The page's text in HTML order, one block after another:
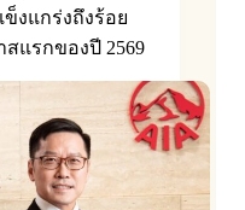
งแกร่งถึงร้อย
สแรกของปี 2569